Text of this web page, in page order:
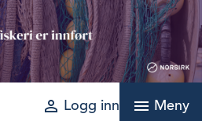
perm_identity Logg inn menu Meny